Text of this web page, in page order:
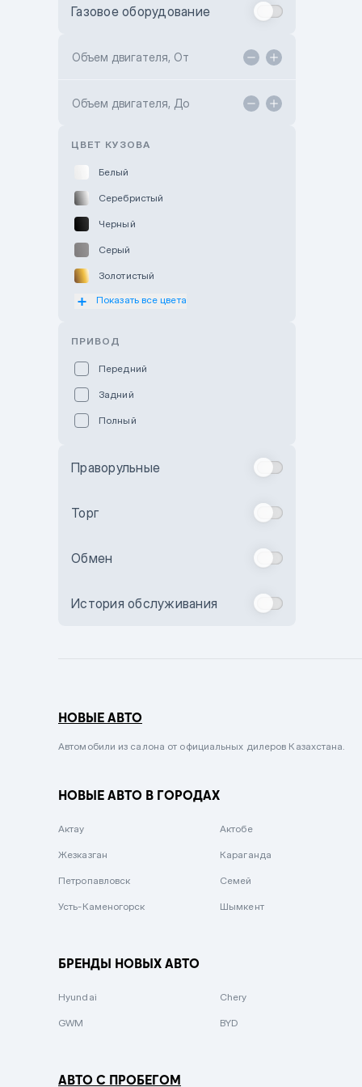
Toyota Kokshetau
Hyundai ShymCity
Газовое оборудование
Объем двигателя, От
Объем двигателя, До
ЦВЕТ КУЗОВА
Белый
Серебристый
Черный
Серый
Золотистый
Оранжевый
Бежевый
Комбинированный
Сиреневый металлик
Вишневый
Зеленый металлик
Показать все цвета
ПРИВОД
Передний
Задний
Полный
Праворульные
Торг
Обмен
История обслуживания
НОВЫЕ АВТО
Автомобили из салона от официальных дилеров Казахстана.
НОВЫЕ АВТО В ГОРОДАХ
Актау Актобе
Жезказган Караганда
Петропавловск Семей
Усть-Каменогорск Шымкент
БРЕНДЫ НОВЫХ АВТО
Hyundai Chery
GWM BYD
АВТО С ПРОБЕГОМ